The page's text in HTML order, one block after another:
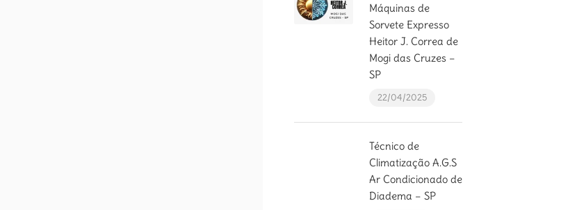
Máquinas de
Sorvete Expresso
Heitor J. Correa de
Mogi das Cruzes –
SP
22/04/2025
Técnico de
Climatização A.G.S
Ar Condicionado de
Diadema – SP